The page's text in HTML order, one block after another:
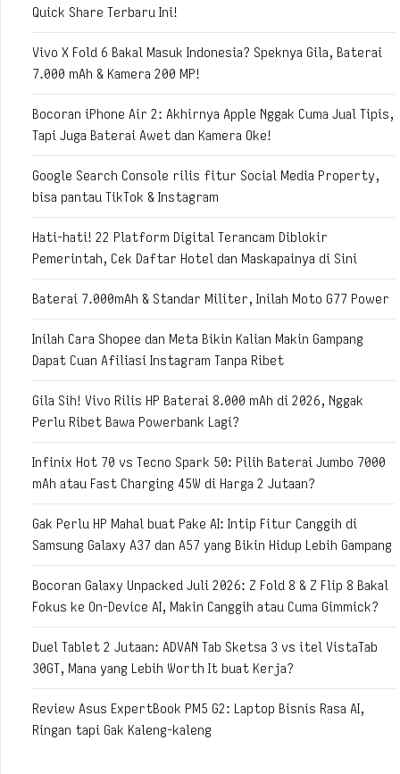
Quick Share Terbaru Ini!
Vivo X Fold 6 Bakal Masuk Indonesia? Speknya Gila, Baterai
7.000 mAh & Kamera 200 MP!
Bocoran iPhone Air 2: Akhirnya Apple Nggak Cuma Jual Tipis,
Tapi Juga Baterai Awet dan Kamera Oke!
Google Search Console rilis fitur Social Media Property,
bisa pantau TikTok & Instagram
Hati-hati! 22 Platform Digital Terancam Diblokir
Pemerintah, Cek Daftar Hotel dan Maskapainya di Sini
Baterai 7.000mAh & Standar Militer, Inilah Moto G77 Power
Inilah Cara Shopee dan Meta Bikin Kalian Makin Gampang
Dapat Cuan Afiliasi Instagram Tanpa Ribet
Gila Sih! Vivo Rilis HP Baterai 8.000 mAh di 2026, Nggak
Perlu Ribet Bawa Powerbank Lagi?
Infinix Hot 70 vs Tecno Spark 50: Pilih Baterai Jumbo 7000
mAh atau Fast Charging 45W di Harga 2 Jutaan?
Gak Perlu HP Mahal buat Pake AI: Intip Fitur Canggih di
Samsung Galaxy A37 dan A57 yang Bikin Hidup Lebih Gampang
Bocoran Galaxy Unpacked Juli 2026: Z Fold 8 & Z Flip 8 Bakal
Fokus ke On-Device AI, Makin Canggih atau Cuma Gimmick?
Duel Tablet 2 Jutaan: ADVAN Tab Sketsa 3 vs itel VistaTab
30GT, Mana yang Lebih Worth It buat Kerja?
Review Asus ExpertBook PM5 G2: Laptop Bisnis Rasa AI,
Ringan tapi Gak Kaleng-kaleng